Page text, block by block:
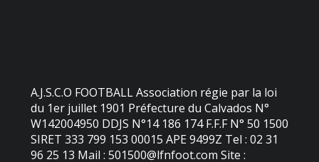
A.J.S.C.O FOOTBALL Association régie par la loi
du 1er juillet 1901 Préfecture du Calvados N°
W142004950 DDJS N°14 186 174 F.F.F N° 50 1500
SIRET 333 799 153 00015 APE 9499Z Tel : 02 31
96 25 13 Mail : 501500@lfnfoot.com Site :